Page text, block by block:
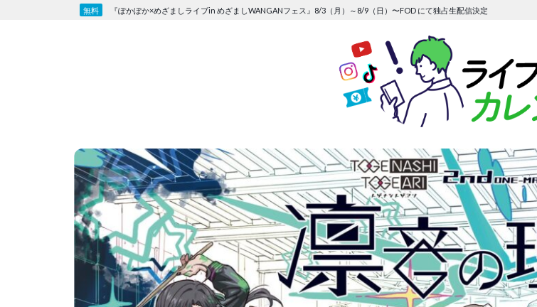
『ぽかぽか×めざましライブin めざましWANGANフェス』8/3（月）～8/9（日）〜FOD にて独占生配信決定